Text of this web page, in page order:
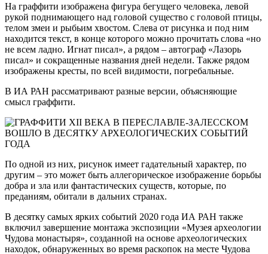
На граффити изображена фигура бегущего человека, левой
рукой поднимающего над головой существо с головой птицы,
телом змеи и рыбьим хвостом. Слева от рисунка и под ним
находится текст, в конце которого можно прочитать слова «но
не всем ладно. Игнат писал», а рядом – автограф «Лазорь
писал» и сокращенные названия дней недели. Также рядом
изображены кресты, по всей видимости, погребальные.
В ИА РАН рассматривают разные версии, объясняющие
смысл граффити.
По одной из них, рисунок имеет гадательный характер, по
другим – это может быть аллегорическое изображение борьбы
добра и зла или фантастических существ, которые, по
преданиям, обитали в дальних странах.
В десятку самых ярких событий 2020 года ИА РАН также
включил завершение монтажа экспозиции «Музея археологии
Чудова монастыря», созданной на основе археологических
находок, обнаруженных во время раскопок на месте Чудова